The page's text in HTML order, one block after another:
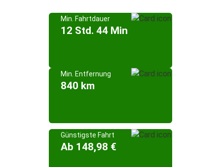
Min. Fahrtdauer
12 Std. 44 Min
Min. Entfernung
840 km
Günstigste Fahrt
Ab 148,98 €